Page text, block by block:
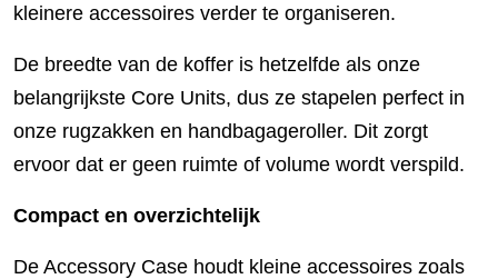
kleinere accessoires verder te organiseren.
De breedte van de koffer is hetzelfde als onze
belangrijkste Core Units, dus ze stapelen perfect in
onze rugzakken en handbagageroller. Dit zorgt
ervoor dat er geen ruimte of volume wordt verspild.
Compact en overzichtelijk
De Accessory Case houdt kleine accessoires zoals